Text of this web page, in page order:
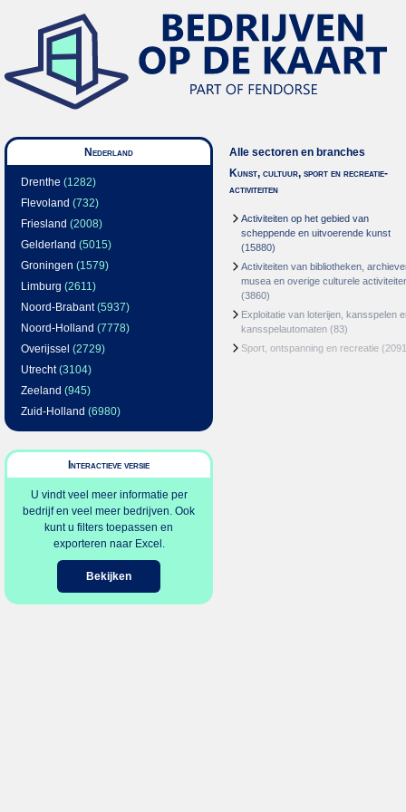
Nederland
Drenthe (1282)
Flevoland (732)
Friesland (2008)
Gelderland (5015)
Groningen (1579)
Limburg (2611)
Noord-Brabant(5937)
Noord-Holland (7778)
Overijssel (2729)
Utrecht(3104)
Zeeland (945)
Zuid-Holland (6980)
Interactieve versie
U vindt veel meer informatie per
bedrijf en veel meer bedrijven. Ook
kunt u filters toepassen en
exporteren naar Excel.
Bekijken
Alle sectoren en branches
Kunst, cultuur, sport en recreatie-
activiteiten
Activiteiten op het gebied van
scheppende en uitvoerende kunst
(15880)
Activiteiten van bibliotheken,
musea en overige culturele
(3860)
Exploitatie van loterijen, kansspelen
kansspelautomaten (83)
Sport, ontspanning en recreatie